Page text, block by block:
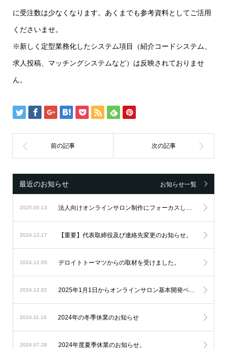
に受注数は少なくなります。あくまでも参考資料としてご活用
くださいませ。
※新しく定型業務化したシステム項目（紹介コードシステム、
求人投稿、マッチングシステムなど）は反映されておりませ
ん。
最近のお知らせ お知らせ一覧
2025.05.13
2024.12.17 【重要】代表取締役及び連絡先変更のお知らせ。
2024.12.05 デロイトトーマツからの取材を受けました。
2024.12.02 2025年1月1日からオンラインサロン基本開発ベースシステムの料金改定を実施します。
2024.11.19 2024年の冬季休業のお知らせ
2024.07.28 2024年度夏季休業のお知らせ。